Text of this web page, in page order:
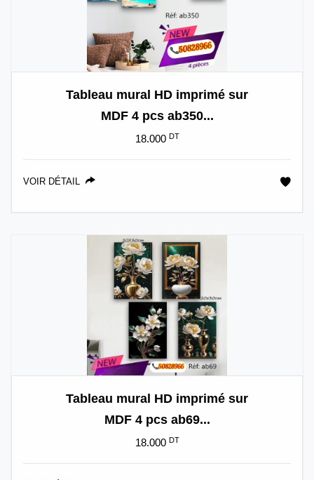
Tableau mural HD imprimé sur
MDF 4 pcs ab350...
18.000 DT
VOIR DÉTAIL
Tableau mural HD imprimé sur
MDF 4 pcs ab69...
18.000 DT